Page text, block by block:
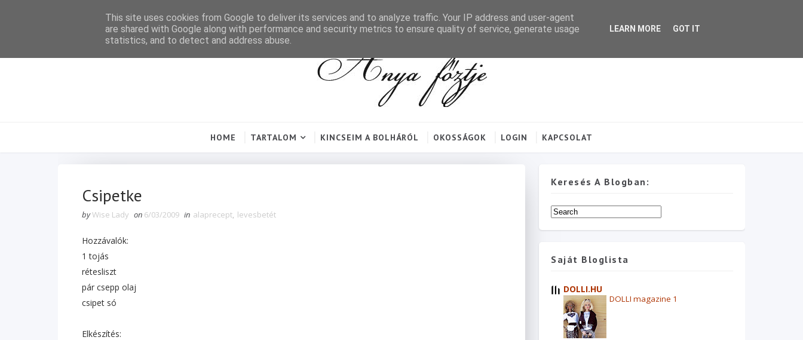
HOME TARTALOM KINCSEIM A BOLHÁRÓL OKOSSÁGOK LOGIN KAPCSOLAT
Csipetke
byWise Lady on 6/03/2009 in alaprecept, levesbetét
Hozzávalók:
1 tojás
rétesliszt
pár csepp olaj
csipet só
Elkészítés:
Keresés A Blogban:
Saját Bloglista
DOLLI.HU
DOLLI magazine 1
This site uses cookies from Google to deliver its services and to analyze traffic. Your IP address and user-agent
are shared with Google along with performance and security metrics to ensure quality of service, generate usage
statistics, and to detect and address abuse.
LEARN MORE GOT IT